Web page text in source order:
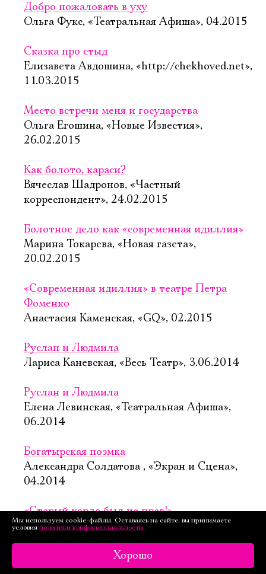
Добро пожаловать в уху
Ольга Фукс, «Театральная Афиша», 04.2015
Сказка про стыд
Елизавета Авдошина, «http://chekhoved.net»,
11.03.2015
Место встречи меня и государства
Ольга Егошина, «Новые Известия»,
26.02.2015
Как болото, караси?
Вячеслав Шадронов, «Частный
корреспондент», 24.02.2015
Болотное дело как «современная идиллия»
Марина Токарева, «Новая газета»,
20.02.2015
«Современная идиллия» в театре Петра
Фоменко
Анастасия Каменская, «GQ», 02.2015
Руслан и Людмила
Лариса Каневская, «Весь Театр», 3.06.2014
Руслан и Людмила
Елена Левинская, «Театральная Афиша»,
06.2014
Богатырская поэмка
Александра Солдатова , «Экран и Сцена»,
04.2014
«Старый карла был не прав!»
Марина Токарева, «Новая газета»,
28.03.2014
Как Руслан Людмилу спасал: Пушкин-
Мы используем cookie-файлы. Оставаясь на сайте, вы принимаете
условия политики конфиденциальности.
Хорошо